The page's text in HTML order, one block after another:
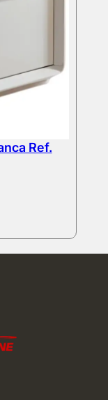
Ref.